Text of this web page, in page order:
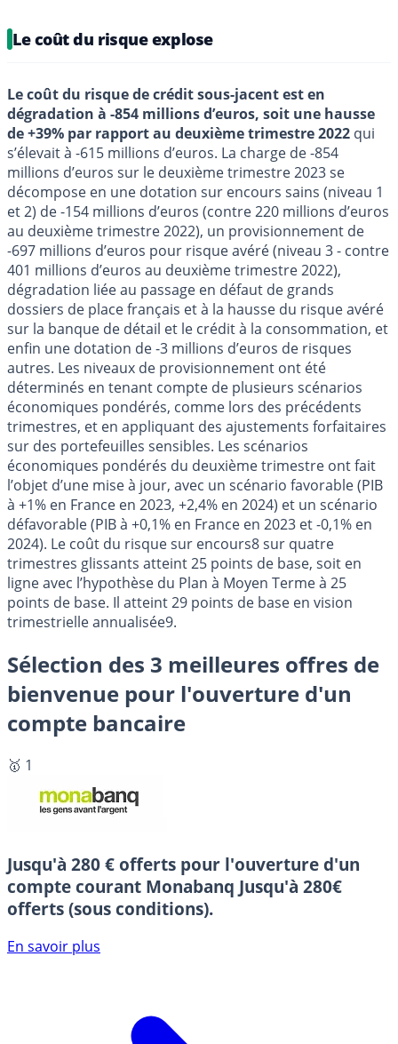
Le coût du risque explose
Le coût du risque de crédit sous-jacent est en
dégradation à -854 millions d’euros, soit une hausse
de +39% par rapport au deuxième trimestre 2022 qui
s’élevait à -615 millions d’euros. La charge de -854
millions d’euros sur le deuxième trimestre 2023 se
décompose en une dotation sur encours sains (niveau 1
et 2) de -154 millions d’euros (contre 220 millions d’euros
au deuxième trimestre 2022), un provisionnement de
-697 millions d’euros pour risque avéré (niveau 3 - contre
401 millions d’euros au deuxième trimestre 2022),
dégradation liée au passage en défaut de grands
dossiers de place français et à la hausse du risque avéré
sur la banque de détail et le crédit à la consommation, et
enfin une dotation de -3 millions d’euros de risques
autres. Les niveaux de provisionnement ont été
déterminés en tenant compte de plusieurs scénarios
économiques pondérés, comme lors des précédents
trimestres, et en appliquant des ajustements forfaitaires
sur des portefeuilles sensibles. Les scénarios
économiques pondérés du deuxième trimestre ont fait
l’objet d’une mise à jour, avec un scénario favorable (PIB
à +1% en France en 2023, +2,4% en 2024) et un scénario
défavorable (PIB à +0,1% en France en 2023 et -0,1% en
2024). Le coût du risque sur encours8 sur quatre
trimestres glissants atteint 25 points de base, soit en
ligne avec l’hypothèse du Plan à Moyen Terme à 25
points de base. Il atteint 29 points de base en vision
trimestrielle annualisée9.
Sélection des 3 meilleures offres de
bienvenue pour l'ouverture d'un
compte bancaire
🥇 1
Jusqu'à 280 € offerts pour l'ouverture d'un
compte courant Monabanq Jusqu'à 280€
offerts (sous conditions).
En savoir plus